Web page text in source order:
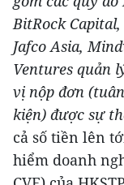
BitRock
Jafco Asia,
Ventures quản
vị nộp đơn
kiện) được sự
cả số tiền lên
hiểm doanh